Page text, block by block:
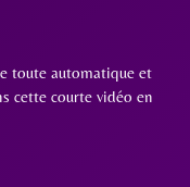
toute automatique et
cette courte vidéo en